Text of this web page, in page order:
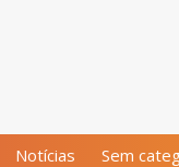
Notícias Sem